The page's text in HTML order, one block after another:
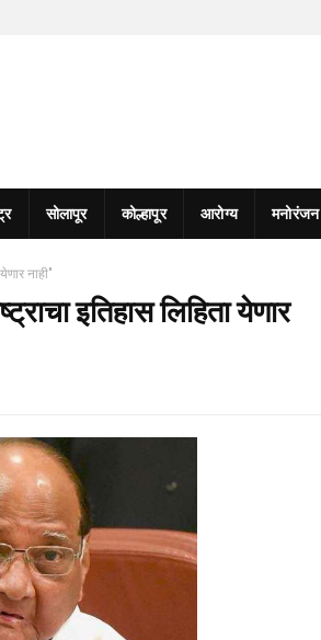
सोलापूर कोल्हापूर आरोग्य मनोरंजन
नाही"
इतिहास लिहिता येणार